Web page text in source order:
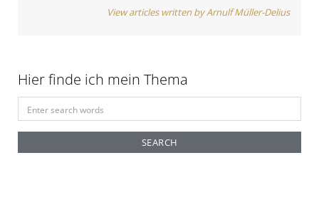
View articles written by Arnulf Müller-Delius
Hier finde ich mein Thema
e
r